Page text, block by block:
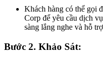
Khách hàng có thể gọi
Corp để yêu cầu dịch
sàng lắng nghe và hỗ
Bước 2. Khảo Sát: